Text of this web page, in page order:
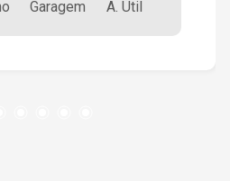
em vidro e cortina
em ótima localização.
Garagem
A. Útil